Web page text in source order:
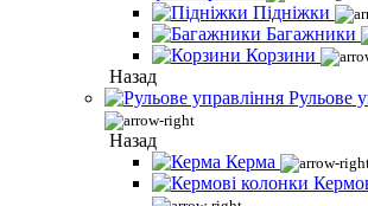
Підніжки
Багажники
Корзини
Назад
Рульове
Назад
Керма